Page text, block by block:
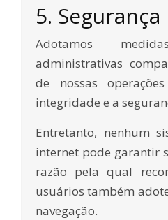
5. Segurança
Adotamos
administrativas
de nossas
integridade e a
Entretanto, nenhum
internet pode garantir
razão pela qual
usuários também
navegação.